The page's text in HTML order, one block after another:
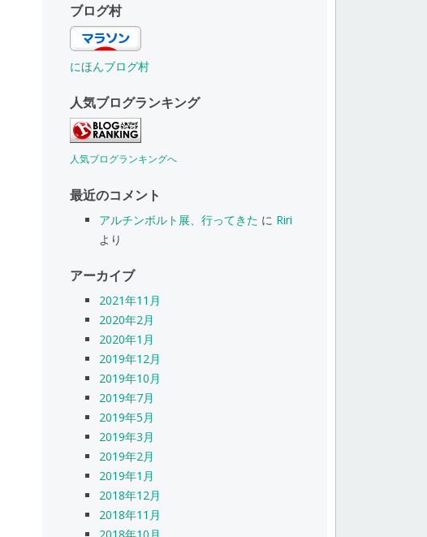
ブログ村
にほんブログ村
人気ブログランキング
人気ブログランキングへ
最近のコメント
アルチンボルト展、行ってきた に Riri
より
アーカイブ
2021年11月
2020年2月
2020年1月
2019年12月
2019年10月
2019年7月
2019年5月
2019年3月
2019年2月
2019年1月
2018年12月
2018年11月